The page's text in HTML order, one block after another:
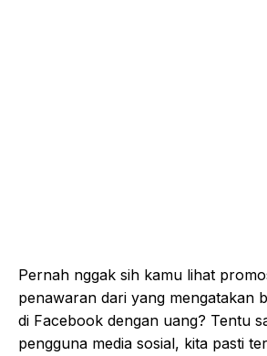
Pernah nggak sih kamu lihat
penawaran dari yang mengatakan
di Facebook dengan uang? Tentu
pengguna media sosial, kita pasti